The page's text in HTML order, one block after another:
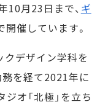
10月23日まで、 ギ
開催しています。
デザイン学科を
務を経て2021年に
オ「北極」を立ち